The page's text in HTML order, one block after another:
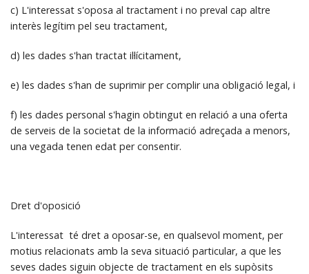
c) L'interessat s'oposa al tractament i no preval cap altre
interès legítim pel seu tractament,
d) les dades s'han tractat il·lícitament,
e) les dades s'han de suprimir per complir una obligació legal, i
f) les dades personal s'hagin obtingut en relació a una oferta
de serveis de la societat de la informació adreçada a menors,
una vegada tenen edat per consentir.
Dret d'oposició
L'interessat té dret a oposar-se, en qualsevol moment, per
motius relacionats amb la seva situació particular, a que les
seves dades siguin objecte de tractament en els supòsits